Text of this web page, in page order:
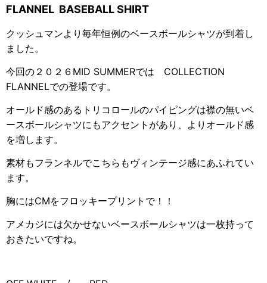
FLANNEL BASEBALL SHIRT
クッシュマンより毎年恒例のベースボールシャツが到着し
ました。
今回の２０２６MID SUMMERでは COLLECTION
FLANNELでの登場です。
オールド感のあるトリコロールのパイピングは襟の無いベ
ースボールシャツにもアクセントがあり、よりオールド感
を増します。
素材もフランネルでこちらもヴィンテージ感にあふれてい
ます。
胸にはCMをフロッキープリントで！！
アメカジには欠かせないベースボールシャツは一枚持って
おきたいですね。